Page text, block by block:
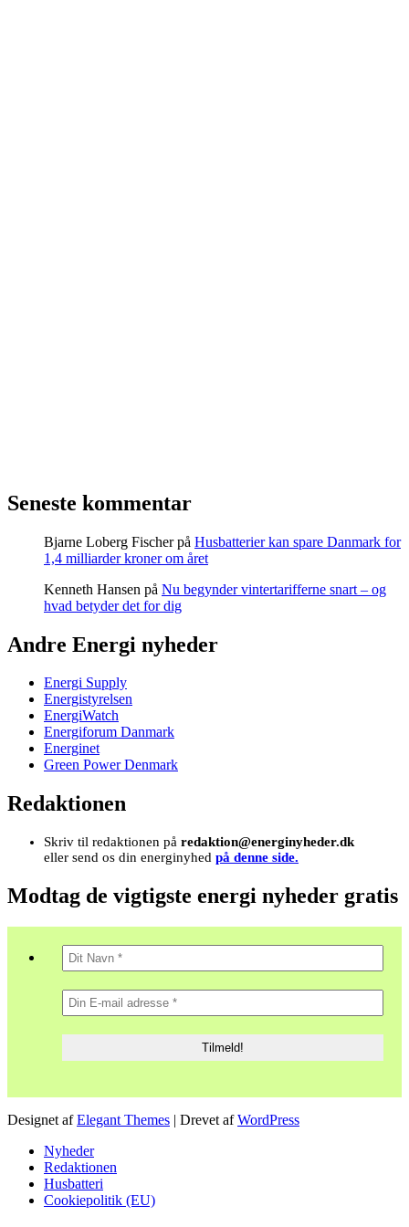
Seneste kommentar
Bjarne Loberg Fischerpå Husbatterier kan spare Danmark for
1,4 milliarder kroner om året
Kenneth Hansen på Nu begynder vintertarifferne snart – og
hvad betyder det for dig
Andre Energi nyheder
Energi Supply
Energistyrelsen
EnergiWatch
Energiforum Danmark
Energinet
Green Power Denmark
Redaktionen
Skriv til redaktionen på redaktion@energinyheder.dk
eller send os din energinyhed på denne side.
Modtag de vigtigste energi nyheder gratis
Designet afElegant Themes | Drevet afWordPress
Nyheder
Redaktionen
Husbatteri
Cookiepolitik (EU)